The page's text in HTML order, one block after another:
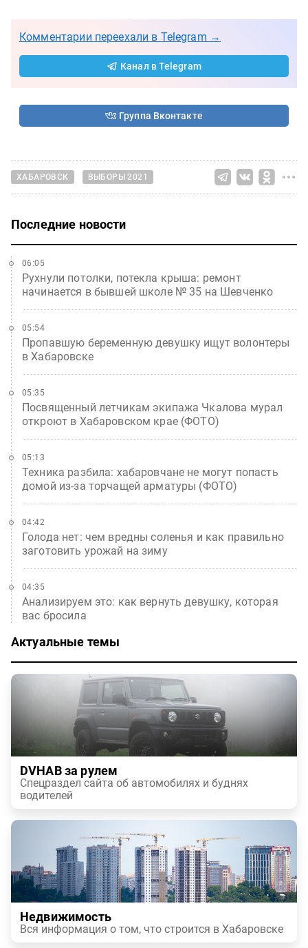
Комментарии переехали в Telegram →
Канал в Telegram
Группа Вконтакте
ХАБАРОВСК ВЫБОРЫ 2021
Последние новости
Рухнули потолки, потекла крыша: ремонт
начинается в бывшей школе № 35 на Шевченко
06:05
Пропавшую беременную девушку ищут волонтеры
в Хабаровске
05:54
Посвященный летчикам экипажа Чкалова мурал
откроют в Хабаровском крае (ФОТО)
05:35
Техника разбила: хабаровчане не могут попасть
домой из-за торчащей арматуры (ФОТО)
05:13
Голода нет: чем вредны соленья и как правильно
заготовить урожай на зиму
04:42
Анализируем это: как вернуть девушку, которая
вас бросила
04:35
Актуальные темы
DVHAB за рулем
Спецраздел сайта об автомобилях и буднях
водителей
Недвижимость
Вся информация о том, что строится в Хабаровске